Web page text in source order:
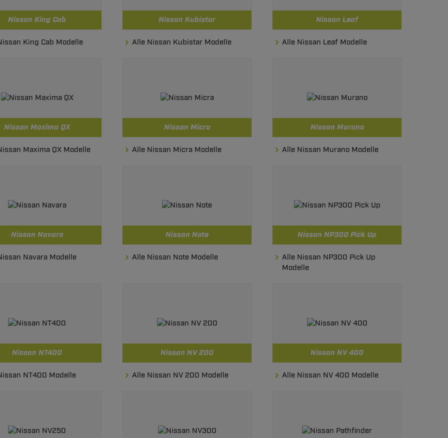
Nissan King Cab
King Cab Modelle
Nissan Kubistar
Alle Nissan Kubistar Modelle
Nissan Leaf
Alle Nissan Leaf Modelle
Nissan Maxima QX
Maxima QX Modelle
Nissan Micra
Alle Nissan Micra Modelle
Nissan Murano
Alle Nissan Murano Modelle
Nissan Navara
Navara Modelle
Nissan Note
Alle Nissan Note Modelle
Nissan NP300 Pick Up
Alle Nissan NP300 Pick Up
Modelle
Nissan NT400
NT400 Modelle
Nissan NV 200
Alle Nissan NV 200 Modelle
Nissan NV 400
Alle Nissan NV 400 Modelle